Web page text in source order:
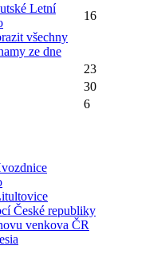
Letní
všechny
ze dne
16
23
30
6
České republiky
venkova ČR